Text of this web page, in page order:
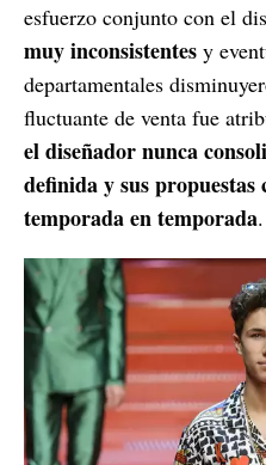
esfuerzo conjunto con el
muy inconsistentes y
departamentales
fluctuante de venta fue
el diseñador nunca
definida y sus
temporada en temporada.